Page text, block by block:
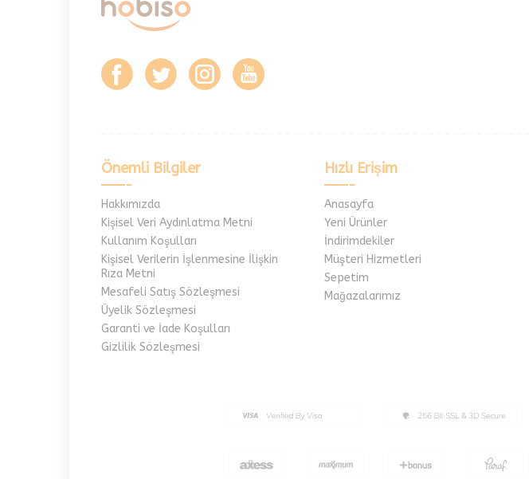
Önemli Bilgiler
Hakkımızda
Kişisel Veri Aydınlatma Metni
Kullanım Koşulları
Kişisel Verilerin İşlenmesine İlişkin
Rıza Metni
Mesafeli Satış Sözleşmesi
Üyelik Sözleşmesi
Garanti ve İade Koşulları
Gizlilik Sözleşmesi
Hızlı Erişim
Anasayfa
Yeni Ürünler
İndirimdekiler
Müşteri Hizmetleri
Sepetim
Mağazalarımız